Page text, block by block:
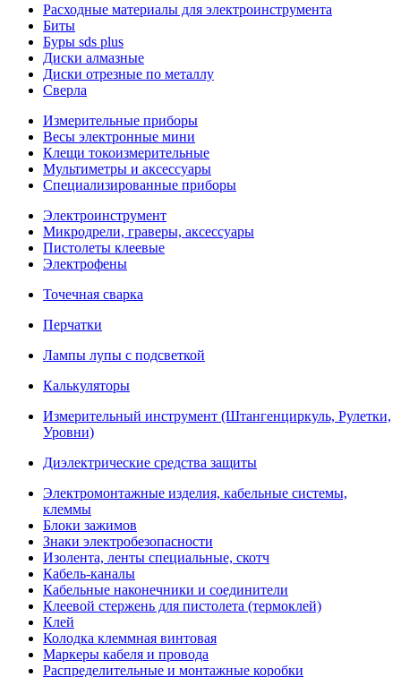
Расходные материалы для электроинструмента
Биты
Буры sds plus
Диски алмазные
Диски отрезные по металлу
Сверла
Измерительные приборы
Весы электронные мини
Клещи токоизмерительные
Мультиметры и аксессуары
Специализированные приборы
Электроинструмент
Микродрели, граверы, аксессуары
Пистолеты клеевые
Электрофены
Точечная сварка
Перчатки
Лампы лупы с подсветкой
Калькуляторы
Измерительный инструмент (Штангенциркуль, Рулетки,
Уровни)
Диэлектрические средства защиты
Электромонтажные изделия, кабельные системы,
клеммы
Блоки зажимов
Знаки электробезопасности
Изолента, ленты специальные, скотч
Кабель-каналы
Кабельные наконечники и соединители
Клеевой стержень для пистолета (термоклей)
Клей
Колодка клеммная винтовая
Маркеры кабеля и провода
Распределительные и монтажные коробки